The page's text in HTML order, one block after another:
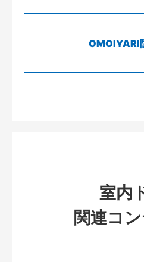
OMOIYARI
室内
関連コ